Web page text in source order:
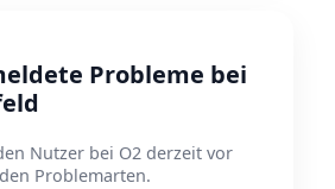
Probleme bei
Nutzer bei O2 derzeit vor
Problemarten.